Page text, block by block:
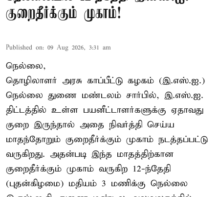
குறைதீர்க்கும் முகாம்!
Published on: 09 Aug 2026, 3:31 am
நெல்லை,
தொழிலாளர் அரசு காப்பீட்டு கழகம் (இ.எஸ்.ஐ.)
நெல்லை துணை மண்டலம் சார்பில், இ.எஸ்.ஐ.
திட்டத்தில் உள்ள பயனீட்டாளர்களுக்கு ஏதாவது
குறை இருந்தால் அதை நிவர்த்தி செய்ய
மாதந்தோறும் குறைதீர்க்கும் முகாம் நடத்தப்பட்டு
வருகிறது. அதன்படி இந்த மாதத்திற்கான
குறைதீர்க்கும் முகாம் வருகிற 12-ந்தேதி
(புதன்கிழமை) மதியம் 3 மணிக்கு நெல்லை